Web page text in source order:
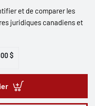
et de comparer les
juridiques canadiens et
$